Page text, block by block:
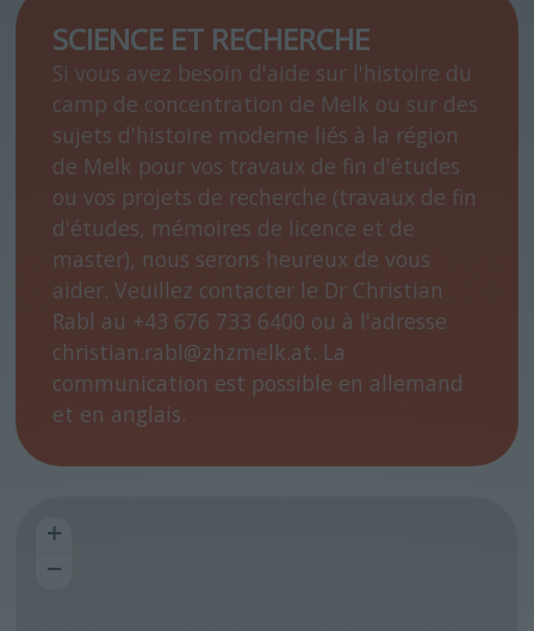
SCIENCE ET RECHERCHE
Si vous avez besoin d'aide sur l'histoire du
camp de concentration de Melk ou sur des
sujets d'histoire moderne liés à la région
de Melk pour vos travaux de fin d'études
ou vos projets de recherche (travaux de fin
d'études, mémoires de licence et de
master), nous serons heureux de vous
aider. Veuillez contacter le Dr Christian
Rabl au +43 676 733 6400 ou à l'adresse
christian.rabl@zhzmelk.at. La
communication est possible en allemand
et en anglais.
+
−